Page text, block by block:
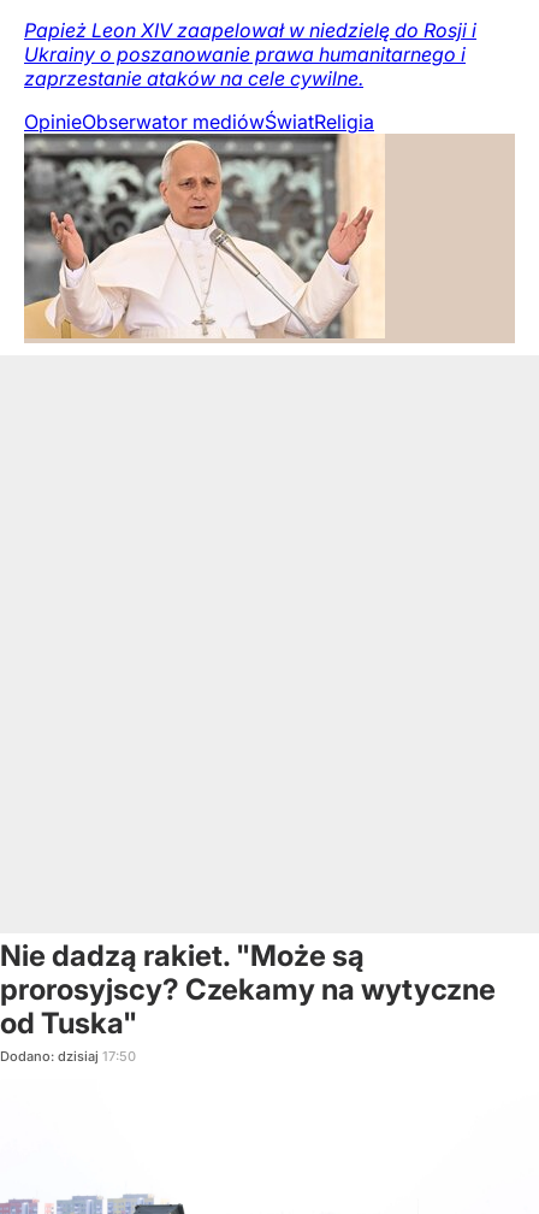
Papież Leon XIV zaapelował w niedzielę do Rosji i
Ukrainy o poszanowanie prawa humanitarnego i
zaprzestanie ataków na cele cywilne.
OpinieObserwator mediówŚwiatReligia
Nie dadzą rakiet. "Może są
prorosyjscy? Czekamy na wytyczne
od Tuska"
Dodano: dzisiaj 17:50